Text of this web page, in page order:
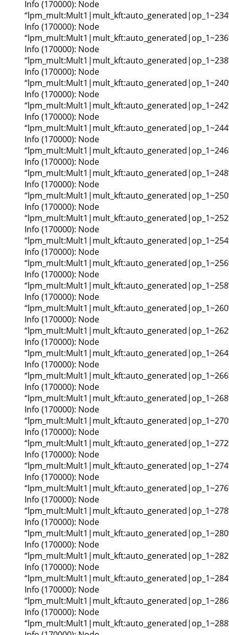
Info (170000): Node
Info (170000): Node
Info (170000): Node
Info (170000): Node
Info (170000): Node
Info (170000): Node
Info (170000): Node
Info (170000): Node
Info (170000): Node
Info (170000): Node
Info (170000): Node
Info (170000): Node
Info (170000): Node
Info (170000): Node
Info (170000): Node
Info (170000): Node
Info (170000): Node
Info (170000): Node
Info (170000): Node
Info (170000): Node
Info (170000): Node
Info (170000): Node
Info (170000): Node
Info (170000): Node
Info (170000): Node
Info (170000): Node
Info (170000): Node
Info (170000): Node